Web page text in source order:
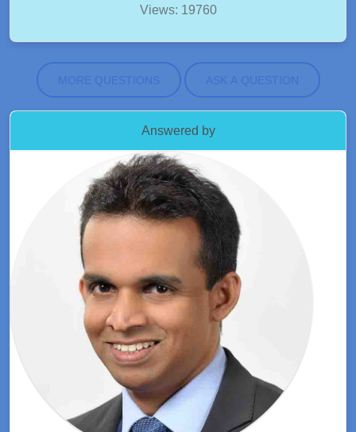
Views: 19760
MORE QUESTIONS ASK A QUESTION
Answered by